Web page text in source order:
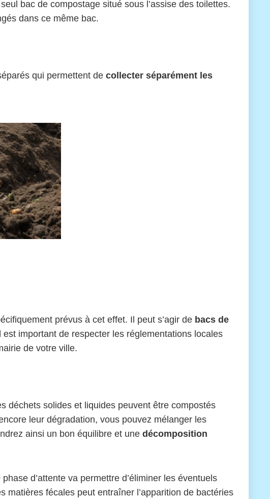
bac de compostage situé sous l’assise des toilettes.
dans ce même bac.
qui permettent de collecter séparément les
prévus à cet effet. Il peut s’agir de bacs de
est important de respecter les réglementations locales
de votre ville.
déchets solides et liquides peuvent être compostés
leur dégradation, vous pouvez mélanger les
ainsi un bon équilibre et une décomposition
d’attente va permettre d’éliminer les éventuels
fécales peut entraîner l’apparition de bactéries